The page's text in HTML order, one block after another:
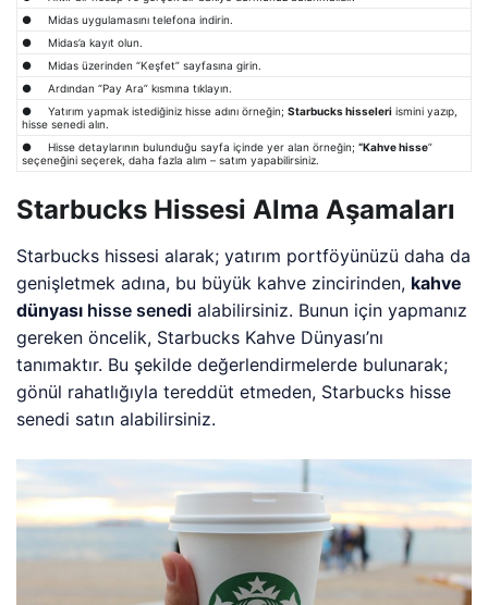
● Midas uygulamasını telefona indirin.
● Midas’a kayıt olun.
● Midas üzerinden “Keşfet” sayfasına girin.
● Ardından “Pay Ara” kısmına tıklayın.
● Yatırım yapmak istediğiniz hisse adını örneğin; Starbucks hisseleri ismini yazıp,
hisse senedi alın.
● Hisse detaylarının bulunduğu sayfa içinde yer alan örneğin; “Kahve hisse”
seçeneğini seçerek, daha fazla alım – satım yapabilirsiniz.
Starbucks Hissesi Alma Aşamaları
Starbucks hissesi alarak; yatırım portföyünüzü daha da
genişletmek adına, bu büyük kahve zincirinden, kahve
dünyası hisse senedi alabilirsiniz. Bunun için yapmanız
gereken öncelik, Starbucks Kahve Dünyası’nı
tanımaktır. Bu şekilde değerlendirmelerde bulunarak;
gönül rahatlığıyla tereddüt etmeden, Starbucks hisse
senedi satın alabilirsiniz.